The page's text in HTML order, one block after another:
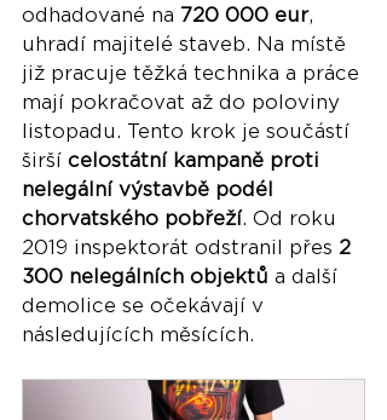
odhadované na 720 000 eur,
uhradí majitelé staveb. Na místě
již pracuje těžká technika a práce
mají pokračovat až do poloviny
listopadu. Tento krok je součástí
širší celostátní kampaně proti
nelegální výstavbě podél
chorvatského pobřeží. Od roku
2019 inspektorát odstranil přes 2
300 nelegálních objektů a další
demolice se očekávají v
následujících měsících.